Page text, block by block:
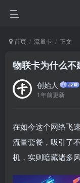
首页 流量卡 正文
物联卡为什么不
创始人
1年前更新
在如今这个网络飞
流量套餐，吸引了
机，实则暗藏诸多